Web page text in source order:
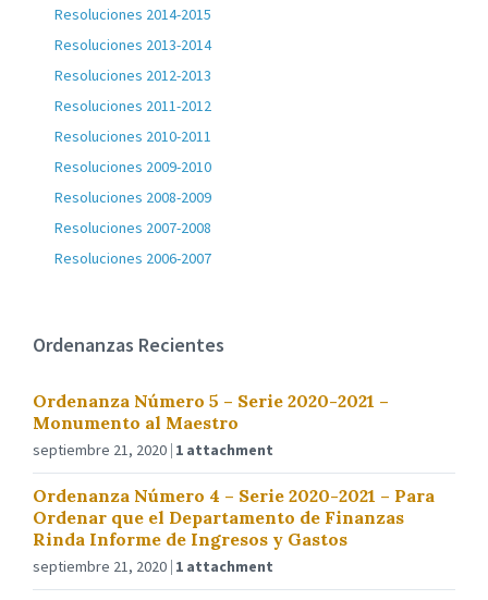
Resoluciones 2014-2015
Resoluciones 2013-2014
Resoluciones 2012-2013
Resoluciones 2011-2012
Resoluciones 2010-2011
Resoluciones 2009-2010
Resoluciones 2008-2009
Resoluciones 2007-2008
Resoluciones 2006-2007
Ordenanzas Recientes
Ordenanza Número 5 – Serie 2020-2021 –
Monumento al Maestro
septiembre 21, 2020 1 attachment
Ordenanza Número 4 – Serie 2020-2021 – Para
Ordenar que el Departamento de Finanzas
Rinda Informe de Ingresos y Gastos
septiembre 21, 2020 1 attachment